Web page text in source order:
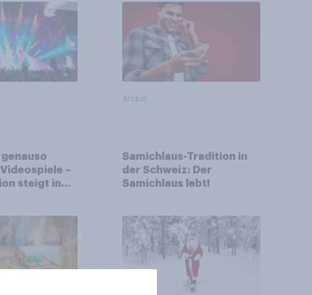
Artikel
–
steigt in
Samichlaus-Tradition in
der Schweiz: Der
Samichlaus lebt!